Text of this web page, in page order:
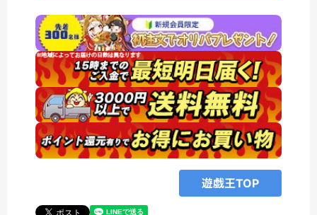
遊戯王TOP